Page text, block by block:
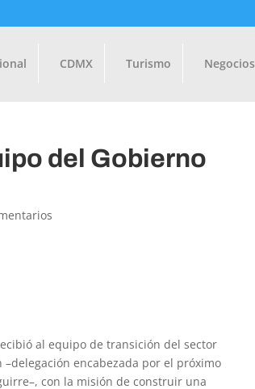
CDMX Turismo Negocios
del Gobierno
al equipo de transición del sector
encabezada por el próximo
con la misión de construir una